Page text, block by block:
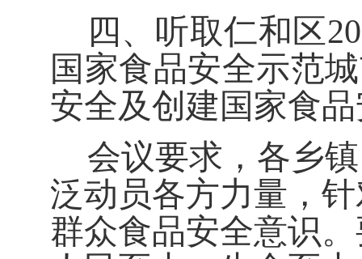
四、 听取仁和区
国家食品安全示范
安全及创建国家食
会议要求 ，各乡镇
泛动员各方力量，
群众食品安全意识